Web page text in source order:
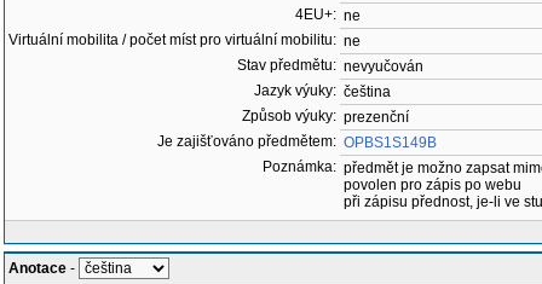
4EU+: ne
Virtuální mobilita / počet míst pro virtuální mobilitu: ne
Stav předmětu: nevyučován
Jazyk výuky: čeština
Způsob výuky: prezenční
Je zajišťováno předmětem: OPBS1S149B
Poznámka: předmět je možno zapsat
povolen pro zápis po webu
při zápisu přednost, je-li ve
Anotace -